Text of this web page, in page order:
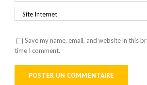
Save my name, email, and website in this
time I comment.